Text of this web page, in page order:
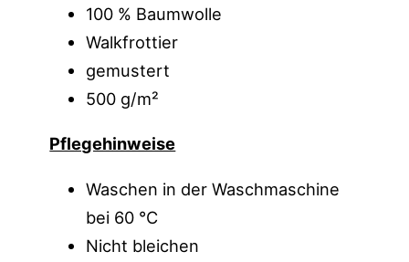
100 % Baumwolle
Walkfrottier
gemustert
500 g/m²
Pflegehinweise
Waschen in der Waschmaschine
bei 60 °C
Nicht bleichen